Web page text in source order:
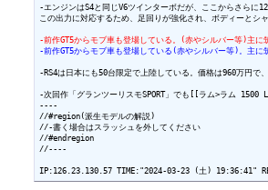
-エンジンはS4と同じV6ツインターボだが、ここからさらに
この出力に対応するため、足回りが強化され、ボディーと
-前作GT5からモブ車も登場している。(赤やシルバー等)主
-前作GT5からモブ車も登場している(赤やシルバー等)。主
-RS4は日本にも50台限定で上陸している。価格は960万円で
-次回作「グランツーリスモSPORT」でも[[ラム>ラム
----
//#region(派生モデルの解説)
//-書く場合はスラッシュを外してください
//#endregion
//----